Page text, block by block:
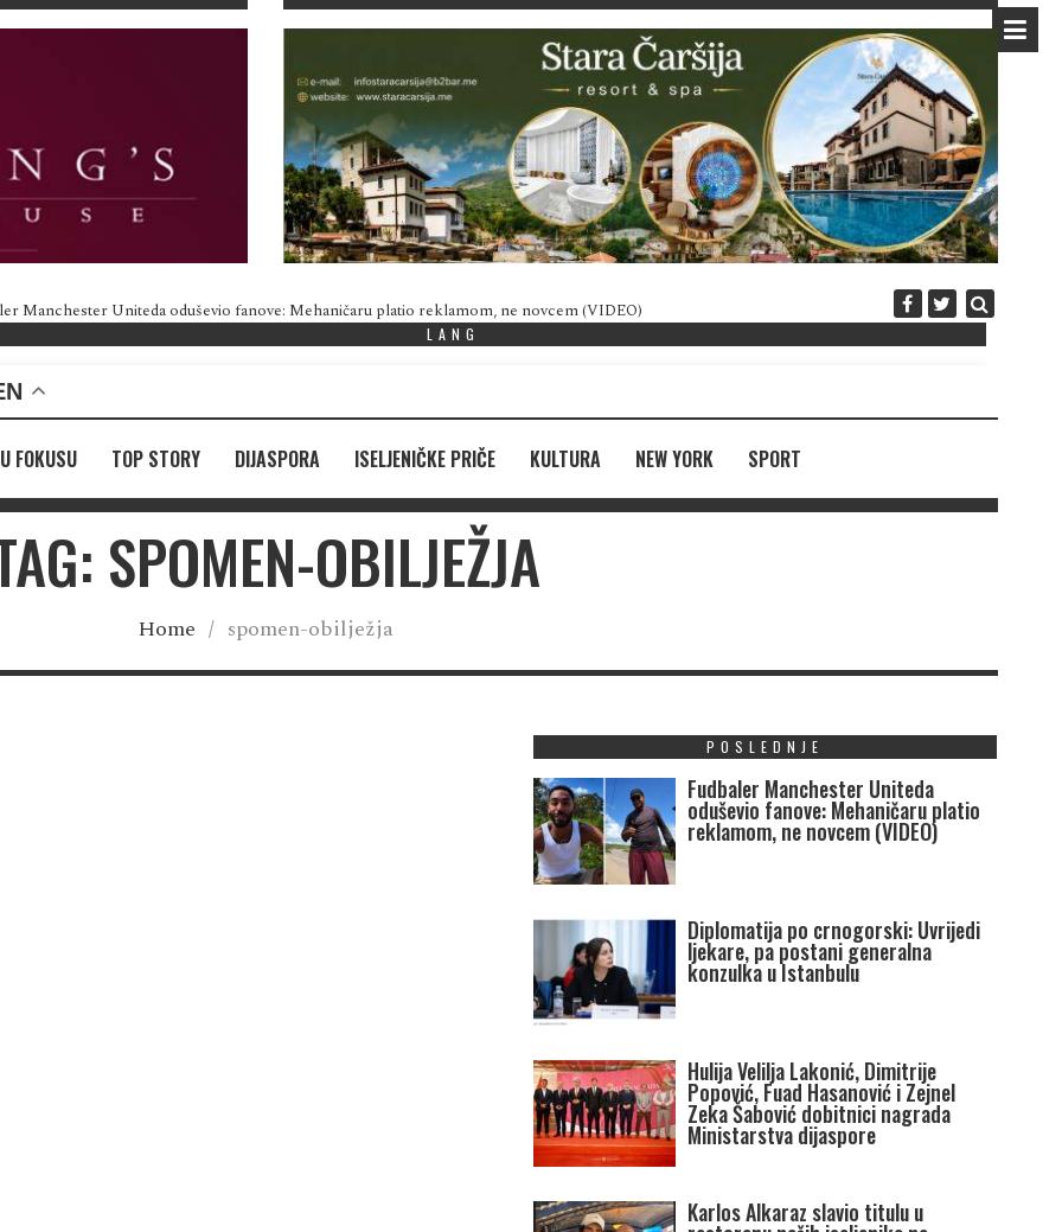
Manchester Uniteda oduševio fanove: Mehaničaru platio reklamom, ne novcem (VIDEO) Diplomatija po
LANG
U FOKUSU TOP STORY DIJASPORA ISELJENIČKE PRIČE KULTURA NEW YORK SPORT
SPOMEN-OBILJEŽJA
Home / spomen-obilježja
POSLEDNJE
Fudbaler Manchester Uniteda
oduševio fanove: Mehaničaru platio
reklamom, ne novcem (VIDEO)
Diplomatija po crnogorski: Uvrijedi
ljekare, pa postani generalna
konzulka u Istanbulu
Hulija Velilja Lakonić, Dimitrije
Popović, Fuad Hasanović i Zejnel
Zeka Šabović dobitnici nagrada
Ministarstva dijaspore
Karlos Alkaraz slavio titulu u